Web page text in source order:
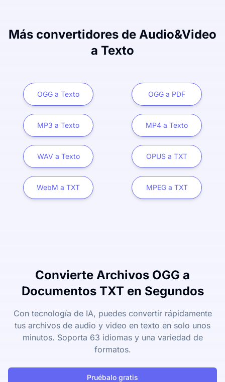
Más convertidores de Audio&Video
a Texto
OGG a Texto OGG a PDF
MP3 a Texto MP4 a Texto
WAV a Texto OPUS a TXT
WebM a TXT MPEG a TXT
Convierte Archivos OGG a
Documentos TXT en Segundos
Con tecnología de IA, puedes convertir rápidamente
tus archivos de audio y video en texto en solo unos
minutos. Soporta 63 idiomas y una variedad de
formatos.
Pruébalo gratis